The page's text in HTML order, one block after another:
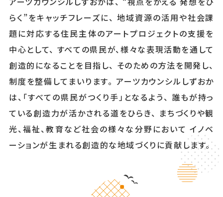
らく”をキャッチフレーズに、 地域資源の活用や社会課
題に対応する住民主体のアートプロジェクトの支援を
中心として、 すべての県民が、様々な表現活動を通して
創造的になることを目指し、 そのための方法を開発し、
制度を整備してまいります。 アーツカウンシルしずおか
は、「すべての県民がつくり手」となるよう、 誰もが持っ
ている創造力が活かされる道をひらき、 まちづくりや観
光、福祉、教育など社会の様々な分野において イノベ
ーションが生まれる創造的な地域づくりに貢献します。